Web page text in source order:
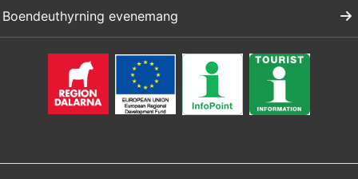
Boendeuthyrning evenemang